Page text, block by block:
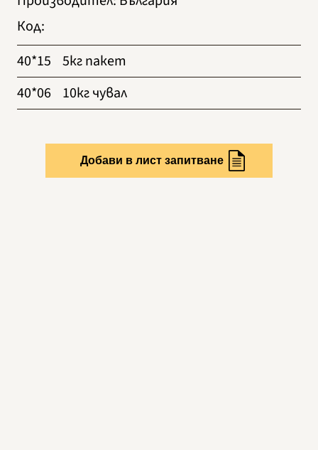
Код:
40*15
5кг пакет
40*06
10кг чувал
Добави в лист запитване